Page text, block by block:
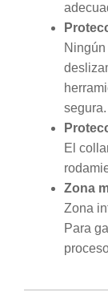
segura.
El
Zona
Zona
Para